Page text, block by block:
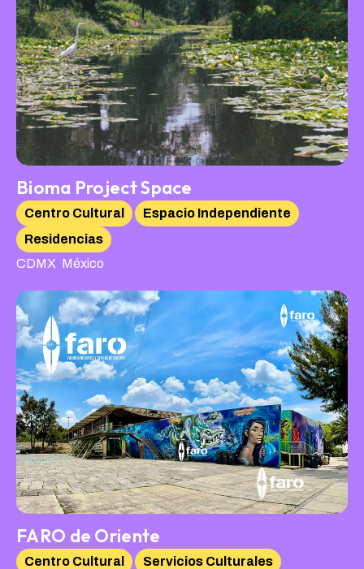
Bioma Project Space
Centro Cultural
Espacio Independiente
Residencias
CDMX México
FARO de Oriente
Centro Cultural
Servicios Culturales